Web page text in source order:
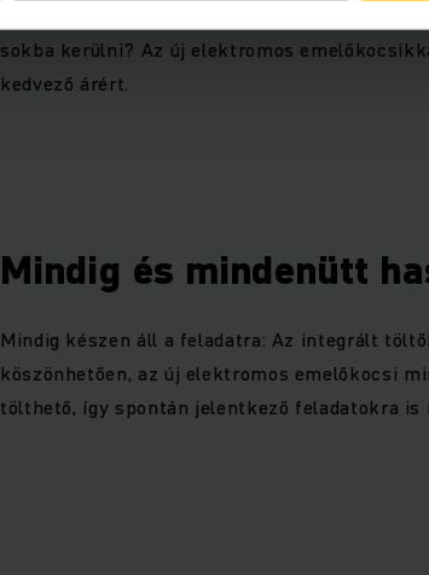
sokba kerülni? Az új elektromos
kedvező árért.
Mindig és mindenütt
Mindig készen áll a feladatra: Az integrált
köszönhetően, az új elektromos emelőkocsi
tölthető, így spontán jelentkező feladatokra is